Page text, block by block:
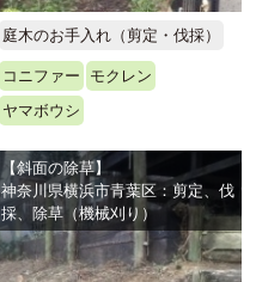
庭木のお手入れ（剪定・伐採）
コニファー
モクレン
ヤマボウシ
【斜面の除草】
神奈川県横浜市青葉区：剪定、伐
採、除草（機械刈り）